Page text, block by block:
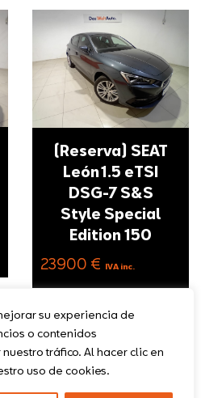
su experiencia de
o contenidos
tráfico. Al hacer clic en
uso de cookies.
(Reserva) SEAT
León 1.5 eTSI
DSG-7 S&S
Style Special
Edition 150
23900 € IVA inc.